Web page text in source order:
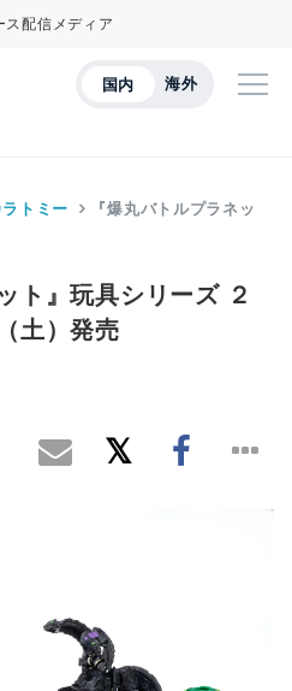
ス配信メディア
国内 海外
ラトミー 『爆丸バトルプラネッ
ト』玩具シリーズ ２
土）発売